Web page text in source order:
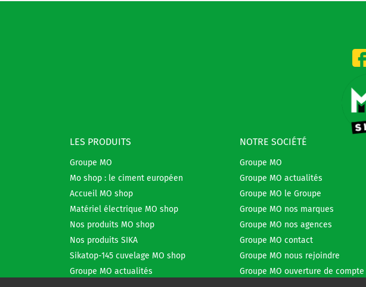
LES PRODUITS
Groupe MO
Mo shop : le ciment européen
Accueil MO shop
Matériel électrique MO shop
Nos produits MO shop
Nos produits SIKA
Sikatop-145 cuvelage MO shop
Groupe MO actualités
NOTRE SOCIÉTÉ
Groupe MO
Groupe MO actualités
Groupe MO le Groupe
Groupe MO nos marques
Groupe MO nos agences
Groupe MO contact
Groupe MO nous rejoindre
Groupe MO ouverture de